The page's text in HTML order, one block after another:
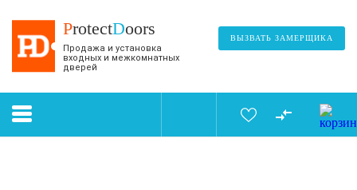
ProtectDoors
Продажа и установка
входных и межкомнатных
дверей
ВЫЗВАТЬ ЗАМЕРЩИКА